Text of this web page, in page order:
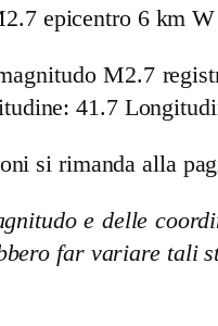
M2.7
41.7
si rimanda alla
e delle
far variare tali